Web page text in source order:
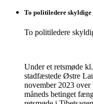
To politiledere
To politiledere
Under et retsmøde
stadfæstede Østre
november 2023
måneds betinget